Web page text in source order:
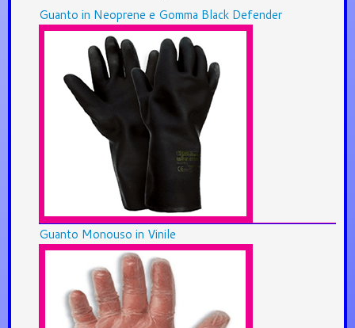
Guanto in Neoprene e Gomma Black Defender
Guanto Monouso in Vinile